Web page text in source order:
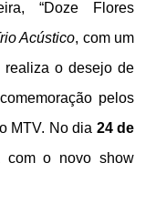
“Doze Flores
Acústico, com um
realiza o desejo de
pelos
MTV. No dia 24 de
com o novo show